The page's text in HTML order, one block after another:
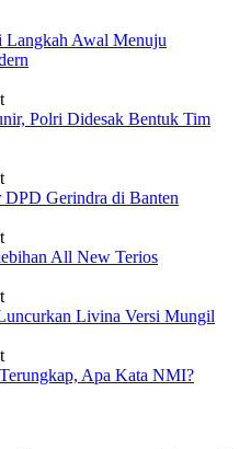
Langkah Awal Menuju
Polri Didesak Bentuk Tim
Gerindra di Banten
All New Terios
Livina Versi Mungil
Apa Kata NMI?